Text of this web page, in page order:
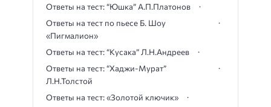
Ответы на тест: “Юшка” А.П.Платонов
Ответы на тест по пьесе Б. Шоу
«Пигмалион»
Ответы на тест: “Кусака” Л.Н.Андреев
Ответы на тест: “Хаджи-Мурат”
Л.Н.Толстой
Ответы на тест: «Золотой ключик»